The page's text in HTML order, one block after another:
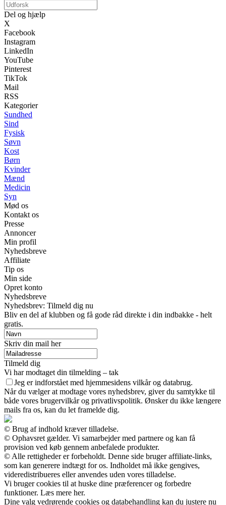
Del og hjælp
X
Facebook
Instagram
LinkedIn
YouTube
Pinterest
TikTok
Mail
RSS
Kategorier
Sundhed
Sind
Fysisk
Søvn
Kost
Børn
Kvinder
Mænd
Medicin
Syn
Mød os
Kontakt os
Presse
Annoncer
Min profil
Nyhedsbreve
Affiliate
Tip os
Min side
Opret konto
Nyhedsbreve
Nyhedsbrev: Tilmeld dig nu
Bliv en del af klubben og få gode råd direkte i din indbakke - helt
gratis.
Skriv din mail her
Tilmeld dig
Vi har modtaget din tilmelding – tak
Jeg er indforstået med hjemmesidens vilkår og databrug.
Når du vælger at modtage vores nyhedsbrev, giver du samtykke til
både vores brugervilkår og privatlivspolitik. Ønsker du ikke længere
mails fra os, kan du let framelde dig.
© Brug af indhold kræver tilladelse.
© Ophavsret gælder. Vi samarbejder med partnere og kan få
provision ved køb gennem anbefalede produkter.
© Alle rettigheder er forbeholdt. Denne side bruger affiliate-links,
som kan generere indtægt for os. Indholdet må ikke gengives,
videredistribueres eller anvendes uden vores tilladelse.
Vi bruger cookies til at huske dine præferencer og forbedre
funktioner. Læs mere her.
Dine valg vedrørende cookies og databehandling kan du justere nu